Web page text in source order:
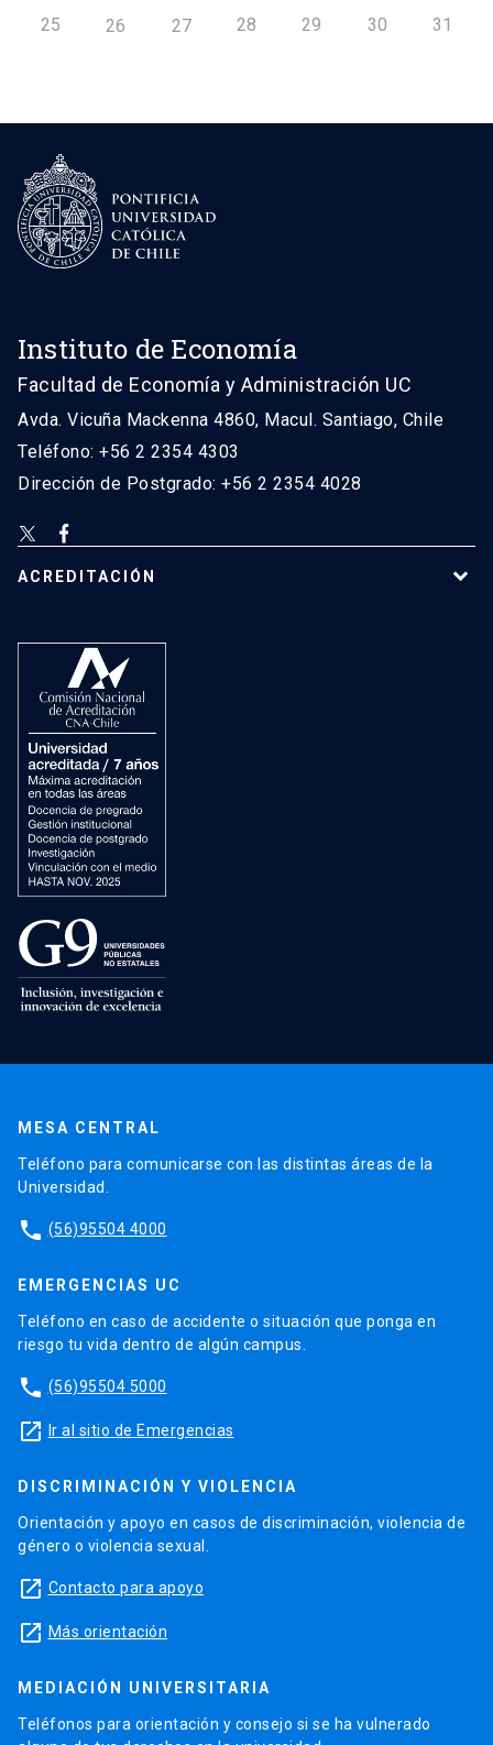
25 26 27 28 29 30 31
Instituto de Economía
Facultad de Economía y Administración UC
Avda. Vicuña Mackenna 4860, Macul. Santiago, Chile
Teléfono: +56 2 2354 4303
Dirección de Postgrado: +56 2 2354 4028
ACREDITACIÓN
MESA CENTRAL
Teléfono para comunicarse con las distintas áreas de la
Universidad.
phone (56)95504 4000
EMERGENCIAS UC
Teléfono en caso de accidente o situación que ponga en
riesgo tu vida dentro de algún campus.
phone (56)95504 5000
launch Ir al sitio de Emergencias
DISCRIMINACIÓN Y VIOLENCIA
Orientación y apoyo en casos de discriminación, violencia de
género o violencia sexual.
launch Contacto para apoyo
launch Más orientación
MEDIACIÓN UNIVERSITARIA
Teléfonos para orientación y consejo si se ha vulnerado